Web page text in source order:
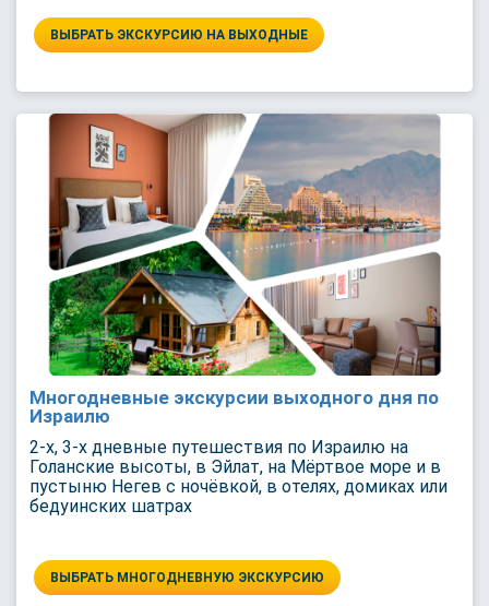
ВЫБРАТЬ ЭКСКУРСИЮ НА ВЫХОДНЫЕ
Многодневные экскурсии выходного дня по
Израилю
2-х, 3-х дневные путешествия по Израилю на
Голанские высоты, в Эйлат, на Мёртвое море и в
пустыню Негев с ночёвкой, в отелях, домиках или
бедуинских шатрах
ВЫБРАТЬ МНОГОДНЕВНУЮ ЭКСКУРСИЮ